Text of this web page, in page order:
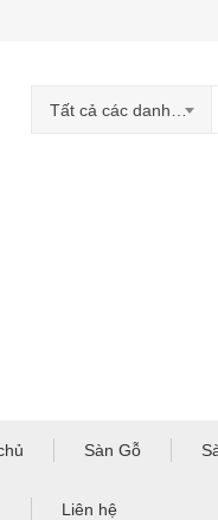
Tất cả các danh mục
Sàn Gỗ
Liên hệ